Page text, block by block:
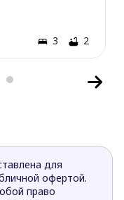
3 2
для
офертой.
право